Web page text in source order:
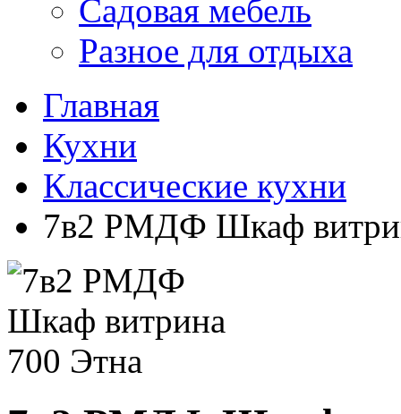
Садовая мебель
Разное для отдыха
Главная
Кухни
Классические кухни
7в2 РМДФ Шкаф